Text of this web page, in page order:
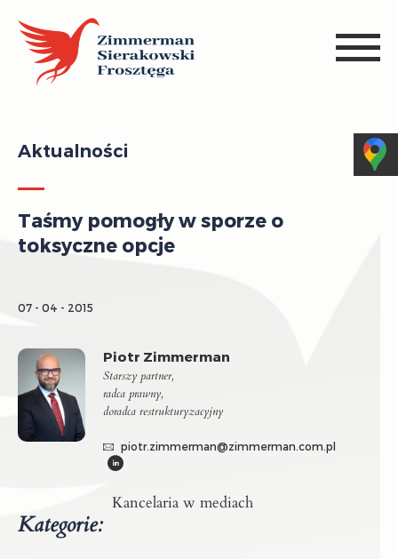
Aktualności
Taśmy pomogły w sporze o
toksyczne opcje
07 - 04 - 2015
Piotr Zimmerman
Starszy partner,
radca prawny,
doradca restrukturyzacyjny
piotr.zimmerman@zimmerman.com.pl
Kategorie:
Kancelaria w mediach